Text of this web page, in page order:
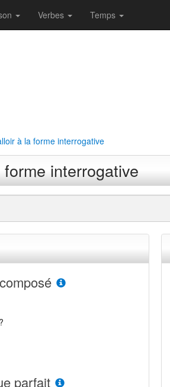
Verbes Temps
à la forme interrogative
interrogative
?
parfait